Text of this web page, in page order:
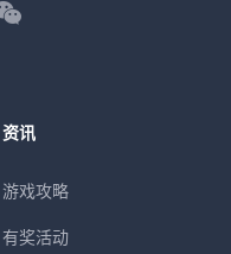
资讯
游戏攻略
有奖活动